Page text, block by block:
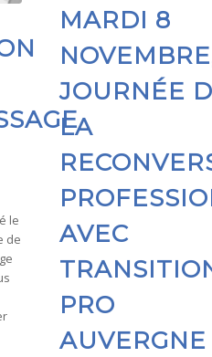
le
de
MARDI 8
JOURNÉE
LA
AVEC
PRO
AUVERGNE